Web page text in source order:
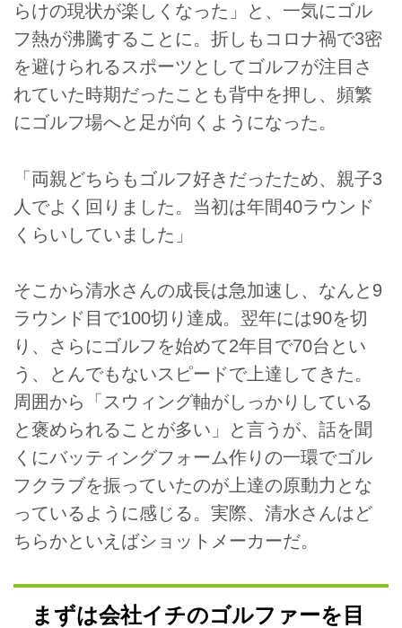
らけの現状が楽しくなった」と、一気にゴル
フ熱が沸騰することに。折しもコロナ禍で3密
を避けられるスポーツとしてゴルフが注目さ
れていた時期だったことも背中を押し、頻繁
にゴルフ場へと足が向くようになった。
「両親どちらもゴルフ好きだったため、親子3
人でよく回りました。当初は年間40ラウンド
くらいしていました」
そこから清水さんの成長は急加速し、なんと9
ラウンド目で100切り達成。翌年には90を切
り、さらにゴルフを始めて2年目で70台とい
う、とんでもないスピードで上達してきた。
周囲から「スウィング軸がしっかりしている
と褒められることが多い」と言うが、話を聞
くにバッティングフォーム作りの一環でゴル
フクラブを振っていたのが上達の原動力とな
っているように感じる。実際、清水さんはど
ちらかといえばショットメーカーだ。
まずは会社イチのゴルファーを目